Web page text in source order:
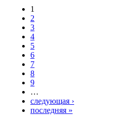
1
2
3
4
5
6
7
8
9
…
следующая ›
последняя »